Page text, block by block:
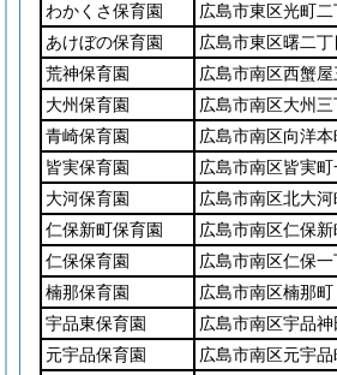
わかくさ保育園
広島市東区光町二
あけぼの保育園
広島市東区曙二丁
荒神保育園
広島市南区西蟹屋
大州保育園
広島市南区大州三
青崎保育園
広島市南区向洋本
皆実保育園
広島市南区皆実町
大河保育園
広島市南区北大河
仁保新町保育園
広島市南区仁保新
仁保保育園
広島市南区仁保一
楠那保育園
広島市南区楠那町
宇品東保育園
広島市南区宇品神
元宇品保育園
広島市南区元宇品